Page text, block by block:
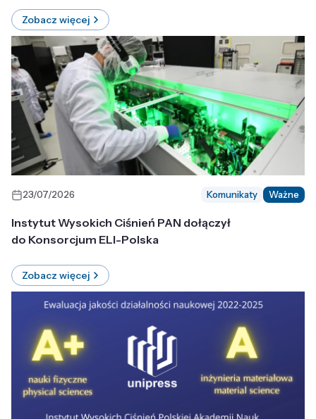
Zobacz więcej
23/07/2026 Komunikaty Ważne
Instytut Wysokich Ciśnień PAN dołączył
do Konsorcjum ELI-Polska
Zobacz więcej